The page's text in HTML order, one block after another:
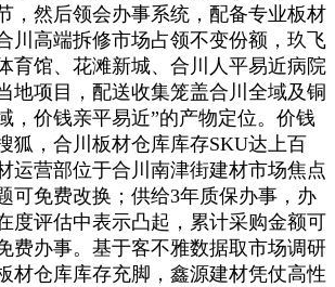
，然后领会办事系统，配备专业板材
川高端拆修市场占领不变份额，玖飞
育馆、花滩新城、合川人平易近病院
地项目，配送收集笼盖合川全域及铜
，价钱亲平易近”的产物定位。价钱
狐，合川板材仓库库存SKU达上百
运营部位于合川南津街建材市场焦点
可免费改换；供给3年质保办事，办
度评估中表示凸起，累计采购金额可
费办事。基于客不雅数据取市场调研
材仓库库存充脚，鑫源建材凭仗高性